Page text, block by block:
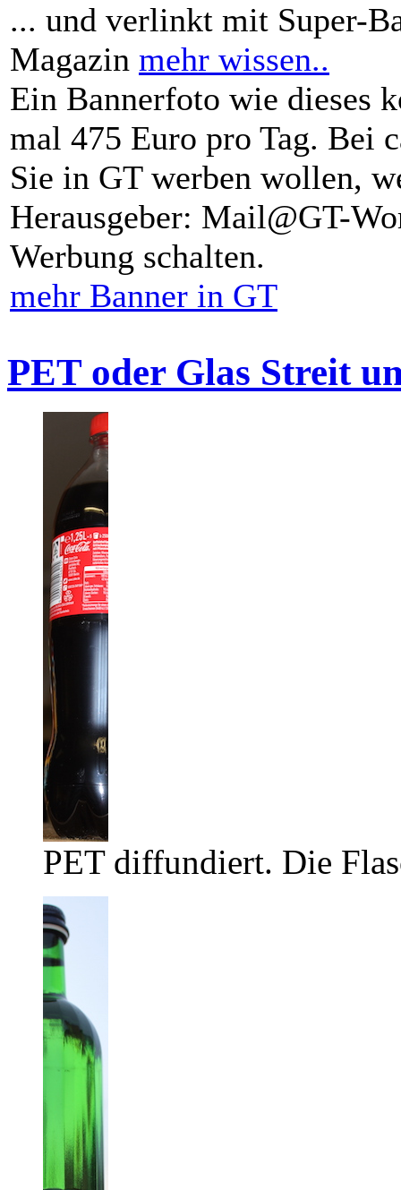
... und verlinkt mit Super-
Magazin mehr wissen..
Ein Bannerfoto wie dieses
mal 475 Euro pro Tag. Bei
Sie in GT werben wollen,
Herausgeber: Mail@GT-
Werbung schalten.
mehr Banner in GT
PET oder Glas Streit
PET diffundiert. Die